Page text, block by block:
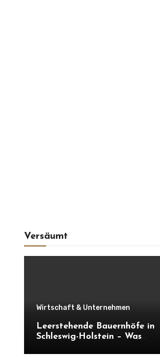
Versäumt
Wirtschaft & Unternehmen
Leerstehende Bauernhöfe in
Schleswig-Holstein – Was